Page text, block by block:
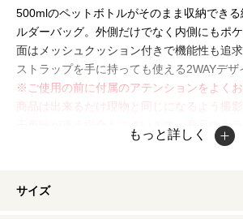
500mlのペットボトルがそのまま収納できる
ルダーバッグ。外側だけでなく内側にもポ
面はメッシュクッション付きで機能性も追
ストラップを手に持っても使える2WAYデザ
※ご使用の前に付属のアテンションをよく
商品は出来るだけ現物と同じになるよう撮
干色味が違う場合もございます。商品のカ
レイの性質上、実際の色と異なって見える
もっと詳しく
サイズ